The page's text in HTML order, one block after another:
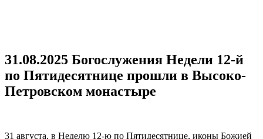
31.08.2025 Богослужения Недели 12-й
по Пятидесятнице прошли в Высоко-
Петровском монастыре
31 августа, в Неделю 12-ю по Пятидесятнице, иконы Божией